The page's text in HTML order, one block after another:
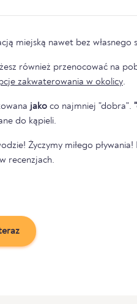
miejską nawet bez własnego
również przenocować na
zakwaterowania w okolicy.
jako co najmniej "dobra".
do kąpieli.
Życzymy miłego pływania!
recenzjach.